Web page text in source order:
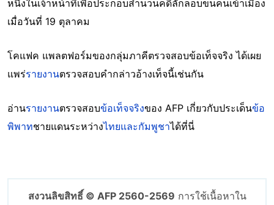
หนึ่งในเจ้าหน้าที่เพื่อประกอบสำนวนคดีลักลอบขนคนเข้าเมือง
เมื่อวันที่ 19 ตุลาคม
โคแฟค แพลตฟอร์มของกลุ่มภาคีตรวจสอบข้อเท็จจริง ได้เผย
แพร่รายงานตรวจสอบคำกล่าวอ้างเท็จนี้เช่นกัน
อ่านรายงานตรวจสอบข้อเท็จจริงของ AFP เกี่ยวกับประเด็นข้อ
พิพาทชายแดนระหว่างไทยและกัมพูชาได้ที่นี่
สงวนลิขสิทธิ์ © AFP 2560-2569 การใช้เนื้อหาใน